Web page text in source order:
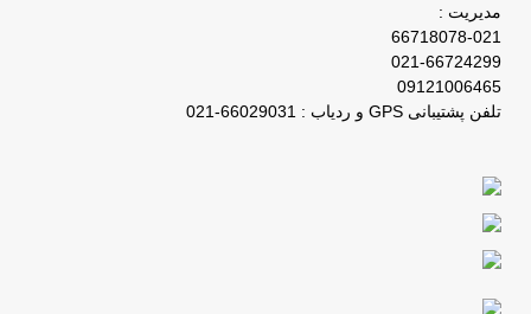
مدیریت :
66718078-021
021-66724299
09121006465
تلفن پشتیبانی GPS و ردیاب : 66029031-021